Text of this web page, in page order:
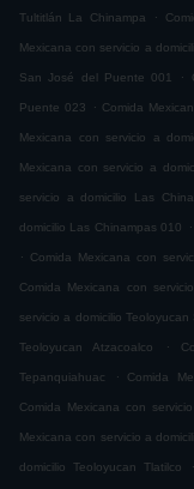
Tultitlán La Chinampa .
Mexicana con servicio a
San José del Puente 001 .
Puente 023 . Comida
Mexicana con servicio a
Mexicana con servicio a
servicio a domicilio Las
domicilio Las Chinampas 010 .
.
Comida Mexicana con
Comida Mexicana con
servicio a domicilio Teoloyucan
Teoloyucan Atzacoalco .
Tepanquiahuac . Comida
Comida Mexicana con
Mexicana con servicio a
domicilio Teoloyucan Tlatilco .